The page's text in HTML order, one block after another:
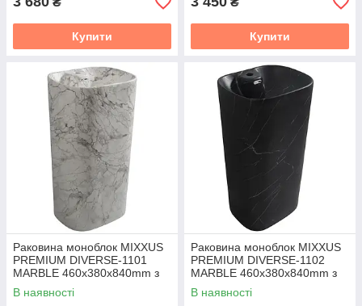
Купити Купити
Раковина моноблок MIXXUS
PREMIUM DIVERSE-1101
MARBLE 460х380х840mm з
отвором під змішувач і
переливом (MP6575)
В наявності
Раковина моноблок MIXXUS
PREMIUM DIVERSE-1102
MARBLE 460х380х840mm з
отвором під змішувач і
переливом (MP6576)
В наявності